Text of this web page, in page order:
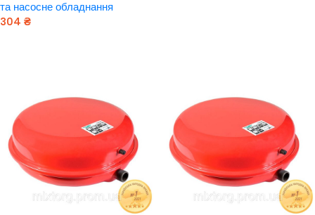
та насосне обладнання
304 ₴